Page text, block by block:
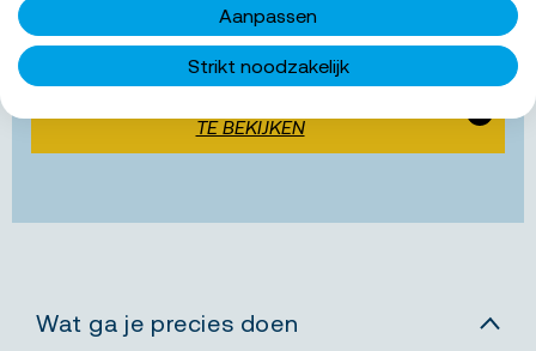
cookie instellingen
video's bekijken
TE BEKIJKEN
Wat ga je precies doen
Aanpassen
Strikt noodzakelijk